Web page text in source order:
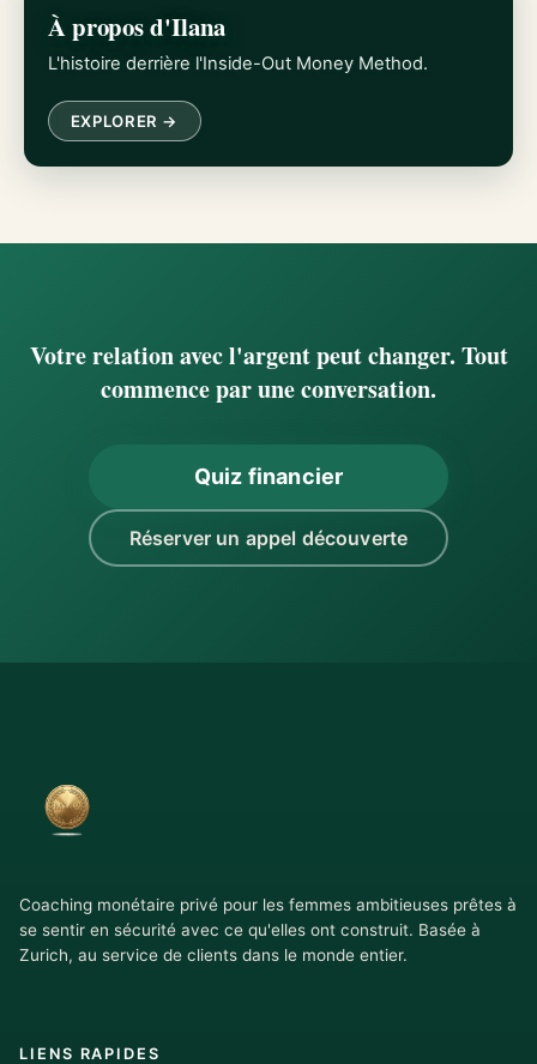
À propos d'Ilana
L'histoire derrière l'Inside-Out Money Method.
EXPLORER →
Votre relation avec l'argent peut changer. Tout
commence par une conversation.
Quiz financier
Réserver un appel découverte
Coaching monétaire privé pour les femmes ambitieuses prêtes à
se sentir en sécurité avec ce qu'elles ont construit. Basée à
Zurich, au service de clients dans le monde entier.
LIENS RAPIDES